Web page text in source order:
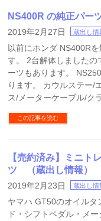
NS400R の純正パー
2019年2月27日 蔵出し情
以前にホンダ NS400R
す。 2台解体しましたの
ーツもあります。
ります。 カウルステー/
ス/メーターケーブル/ク
この記事を読む
【売約済み】ミニト
ツ （蔵出し情報）
2019年2月23日 蔵出し情
ヤマハ GT50のオイルタ
ド・シフトペダル・メ